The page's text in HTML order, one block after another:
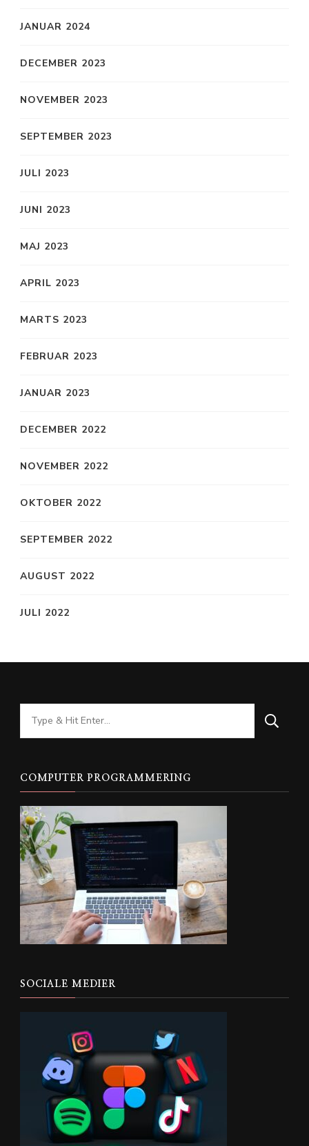
JANUAR 2024
DECEMBER 2023
NOVEMBER 2023
SEPTEMBER 2023
JULI 2023
JUNI 2023
MAJ 2023
APRIL 2023
MARTS 2023
FEBRUAR 2023
JANUAR 2023
DECEMBER 2022
NOVEMBER 2022
OKTOBER 2022
SEPTEMBER 2022
AUGUST 2022
JULI 2022
Looking
for
COMPUTER PROGRAMMERING
SOCIALE MEDIER